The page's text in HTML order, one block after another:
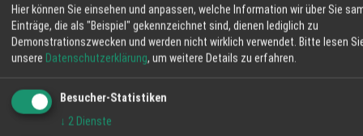
Komponenten selbst tauschen kann - Akku, Kamera,
Bildschirm. Und Gigaset? Hat tatsächlich wieder GSM-
Mobiltelefone und Smartphones im Programm. Das
GS5, gefertigt in Bocholt, setzt auf das Versprechen
europäischer Produktion. Ob das reicht, um gegen die
Hier können Sie einsehen und anpassen, welche Information wir über Sie
Einträge, die als "Beispiel" gekennzeichnet sind, dienen lediglich zu
Demonstrationszwecken und werden nicht wirklich verwendet. Bitte lesen
unsere Datenschutzerklärung, um weitere Details zu erfahren.
Besucher-Statistiken
↓ 2 Dienste